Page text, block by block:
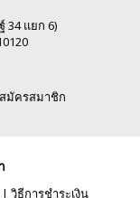
34 แยก 6)
มัครสมาชิก
| วิธีการชำระเงิน